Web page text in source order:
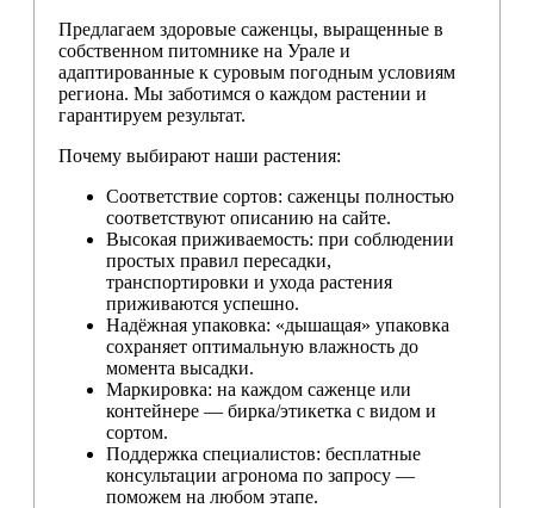
Предлагаем здоровые саженцы, выращенные в
собственном питомнике на Урале и
адаптированные к суровым погодным условиям
региона. Мы заботимся о каждом растении и
гарантируем результат.
Почему выбирают наши растения:
Соответствие сортов: саженцы полностью
соответствуют описанию на сайте.
Высокая приживаемость: при соблюдении
простых правил пересадки,
транспортировки и ухода растения
приживаются успешно.
Надёжная упаковка: «дышащая» упаковка
сохраняет оптимальную влажность до
момента высадки.
Маркировка: на каждом саженце или
контейнере — бирка/этикетка с видом и
сортом.
Поддержка специалистов: бесплатные
консультации агронома по запросу —
поможем на любом этапе.